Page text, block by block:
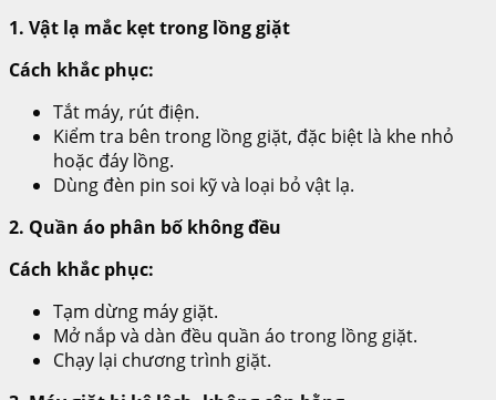
1. Vật lạ mắc kẹt trong lồng giặt
Cách khắc phục:
Tắt máy, rút điện.
Kiểm tra bên trong lồng giặt, đặc biệt là khe nhỏ
hoặc đáy lồng.
Dùng đèn pin soi kỹ và loại bỏ vật lạ.
2. Quần áo phân bố không đều
Cách khắc phục:
Tạm dừng máy giặt.
Mở nắp và dàn đều quần áo trong lồng giặt.
Chạy lại chương trình giặt.